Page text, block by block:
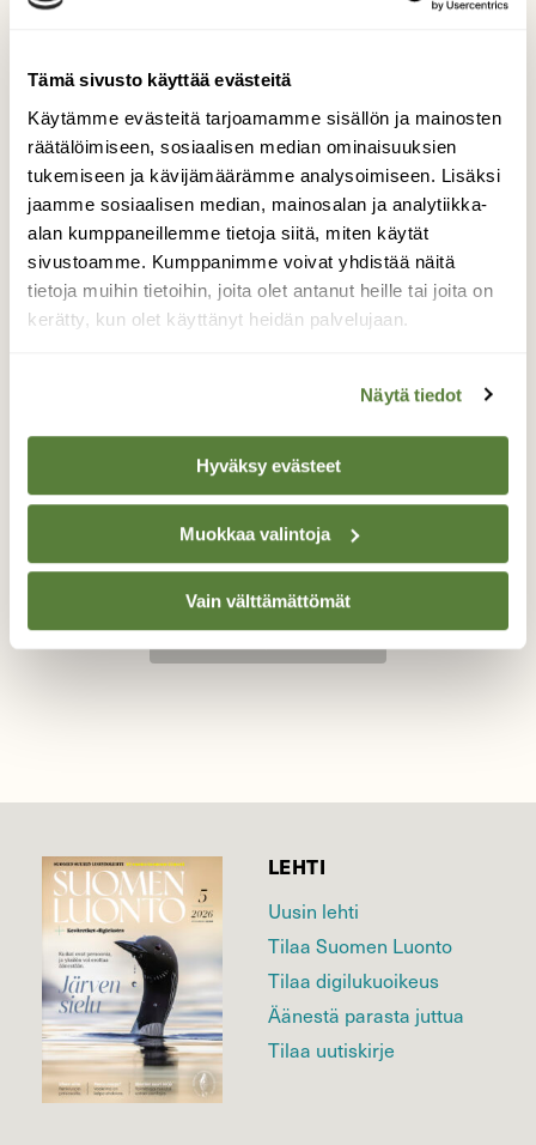
Tämä sivusto käyttää evästeitä
Käytämme evästeitä tarjoamamme sisällön ja mainosten
räätälöimiseen, sosiaalisen median ominaisuuksien
tukemiseen ja kävijämäärämme analysoimiseen. Lisäksi
jaamme sosiaalisen median, mainosalan ja analytiikka-
alan kumppaneillemme tietoja siitä, miten käytät
sivustoamme. Kumppanimme voivat yhdistää näitä
tietoja muihin tietoihin, joita olet antanut heille tai joita on
kerätty, kun olet käyttänyt heidän palvelujaan.
Näytä tiedot
Hyväksy evästeet
Muokkaa valintoja
Vain välttämättömät
Siskon luona kahvilla. Ruokinnalle tuli 2 tikliä.
Valokuvaaja: Kari Aaltonen, Salo, Salo, Halikko
8.4.2019
LEHTI
Uusin lehti
Tilaa Suomen Luonto
Tilaa digilukuoikeus
Äänestä parasta juttua
Tilaa uutiskirje